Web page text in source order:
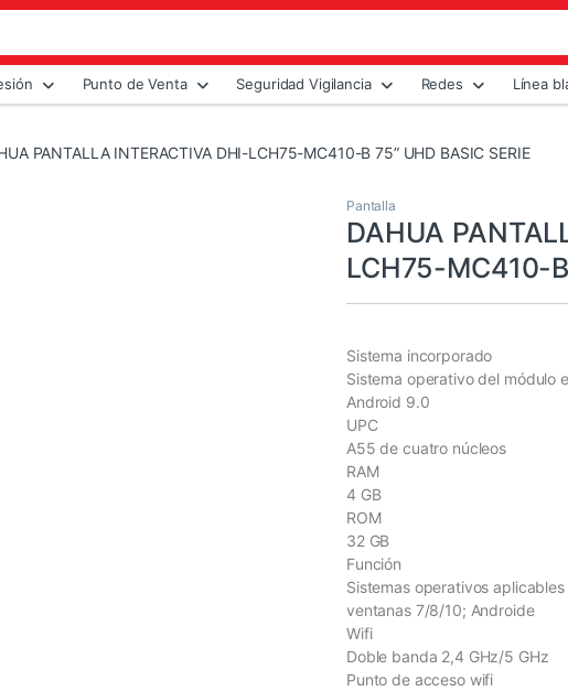
Punto de Venta Seguridad Vigilancia Redes Línea
PANTALLA INTERACTIVA DHI-LCH75-MC410-B 75” UHD BASIC SERIE
Pantalla
DAHUA
LCH75-MC410-
Sistema incorporado
Sistema operativo del módulo
Android 9.0
UPC
A55 de cuatro núcleos
RAM
4 GB
ROM
32 GB
Función
Sistemas operativos aplicables
ventanas 7/8/10; Androide
Wifi
Doble banda 2,4 GHz/5 GHz
Punto de acceso wifi